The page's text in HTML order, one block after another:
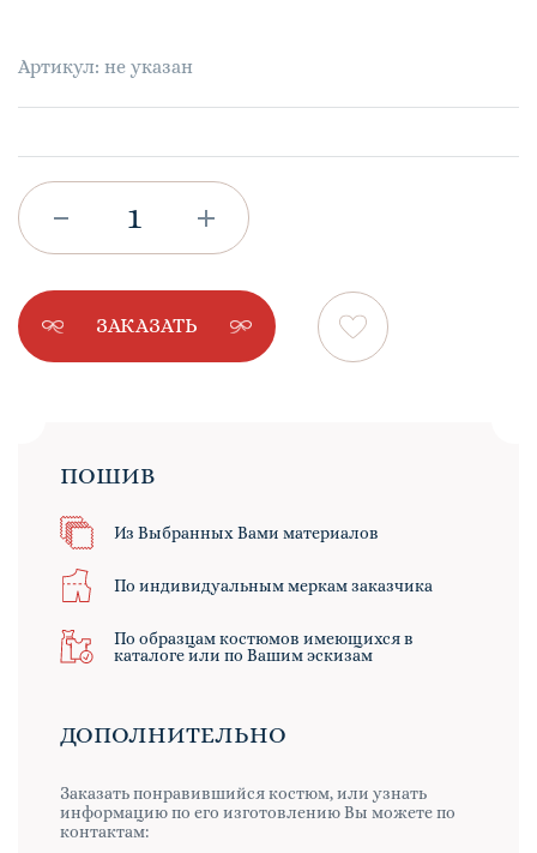
Артикул: не указан
ЗАКАЗАТЬ
ПОШИВ
Из Выбранных Вами материалов
По индивидуальным меркам заказчика
По образцам костюмов имеющихся в
каталоге или по Вашим эскизам
ДОПОЛНИТЕЛЬНО
Заказать понравившийся костюм, или узнать
информацию по его изготовлению Вы можете по
контактам: